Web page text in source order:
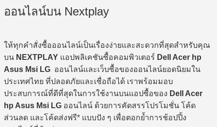
ออนไลน์บน Nextplay
ให้ทุกคำสั่งซื้อออนไลน์เป็นเรื่องง่ายและสะดวกที่สุดสำหรับคุณ
บน NEXTPLAY แอปพลิเคชันซื้อคอมพิวเตอร์ Dell Acer hp
Asus Msi LG ออนไลน์และเว็บซื้อของออนไลน์ยอดนิยมใน
ประเทศไทย ที่ปลอดภัยและเชื่อถือได้ เราพร้อมมอบ
ประสบการณ์ที่ดีที่สุดในการใช้งานบนแอปซื้อของ Dell Acer
hp Asus Msi LG ออนไลน์ ด้วยการคัดสรรโปรโมชั่น โค้ด
ส่วนลด และโค้ดส่งฟรี* แบบปัง ๆ เพื่อตอกย้ำการช้อปปิ้ง